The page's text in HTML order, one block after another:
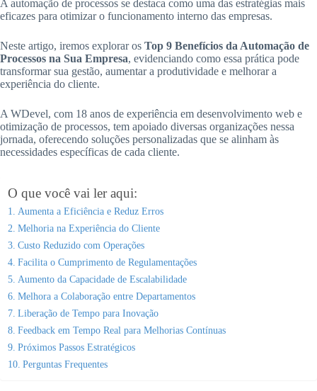
A automação de processos se destaca como uma das estratégias mais
eficazes para otimizar o funcionamento interno das empresas.
Neste artigo, iremos explorar os Top 9 Benefícios da Automação de
Processos na Sua Empresa, evidenciando como essa prática pode
transformar sua gestão, aumentar a produtividade e melhorar a
experiência do cliente.
A WDevel, com 18 anos de experiência em desenvolvimento web e
otimização de processos, tem apoiado diversas organizações nessa
jornada, oferecendo soluções personalizadas que se alinham às
necessidades específicas de cada cliente.
O que você vai ler aqui:
Aumenta a Eficiência e Reduz Erros
Melhoria na Experiência do Cliente
Custo Reduzido com Operações
Facilita o Cumprimento de Regulamentações
Aumento da Capacidade de Escalabilidade
Melhora a Colaboração entre Departamentos
Liberação de Tempo para Inovação
Feedback em Tempo Real para Melhorias Contínuas
Próximos Passos Estratégicos
Perguntas Frequentes